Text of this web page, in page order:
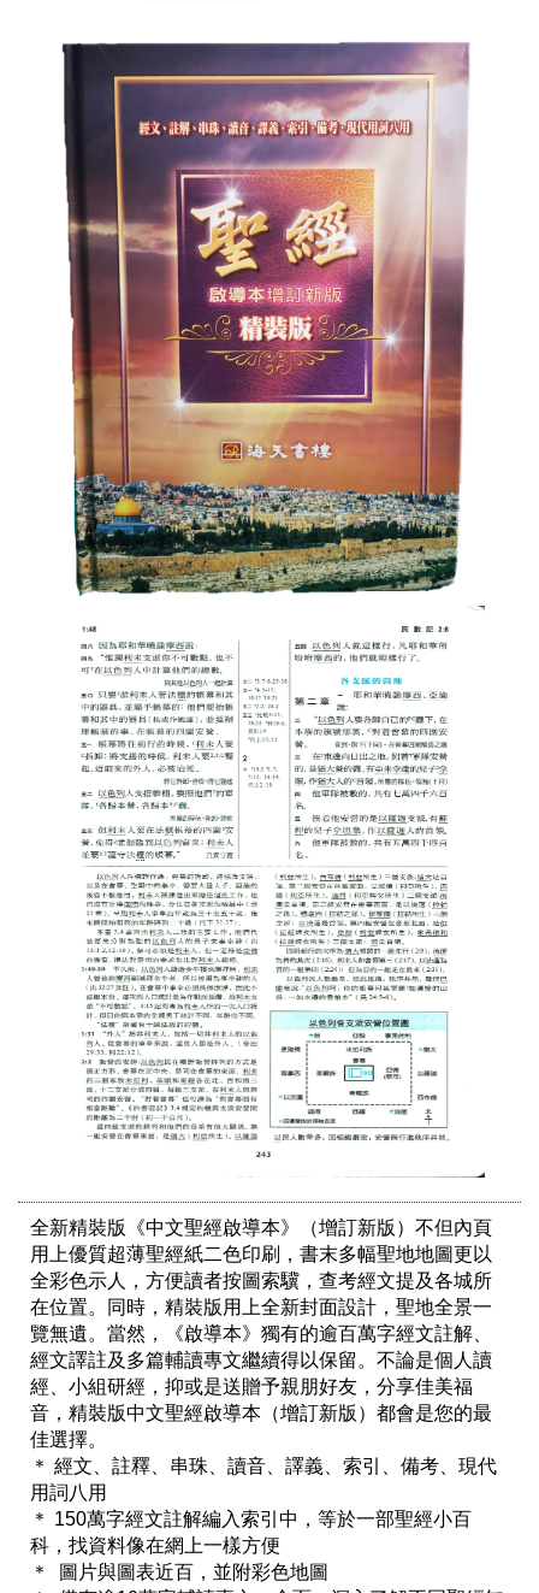
全新精裝版《中文聖經啟導本》（增訂新版）不但內頁
用上優質超薄聖經紙二色印刷，書末多幅聖地地圖更以
全彩色示人，方便讀者按圖索驥，查考經文提及各城所
在位置。同時，精裝版用上全新封面設計，聖地全景一
覽無遺。當然，《啟導本》獨有的逾百萬字經文註解、
經文譯註及多篇輔讀專文繼續得以保留。不論是個人讀
經、小組研經，抑或是送贈予親朋好友，分享佳美福
音，精裝版中文聖經啟導本（增訂新版）都會是您的最
佳選擇。
＊ 經文、註釋、串珠、讀音、譯義、索引、備考、現代
用詞八用
＊ 150萬字經文註解編入索引中，等於一部聖經小百
科，找資料像在網上一樣方便
＊  圖片與圖表近百，並附彩色地圖